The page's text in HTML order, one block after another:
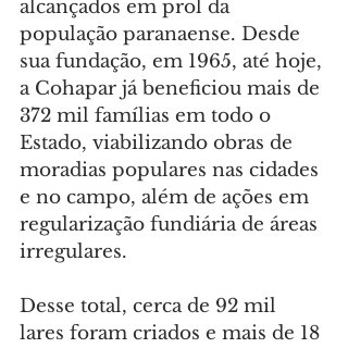
alcançados em prol da
população paranaense. Desde
sua fundação, em 1965, até hoje,
a Cohapar já beneficiou mais de
372 mil famílias em todo o
Estado, viabilizando obras de
moradias populares nas cidades
e no campo, além de ações em
regularização fundiária de áreas
irregulares.
Desse total, cerca de 92 mil
lares foram criados e mais de 18